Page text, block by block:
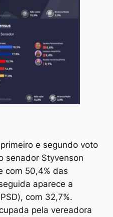
e segundo voto
senador Styvenson
com 50,4% das
aparece a
com 32,7%.
pela vereadora